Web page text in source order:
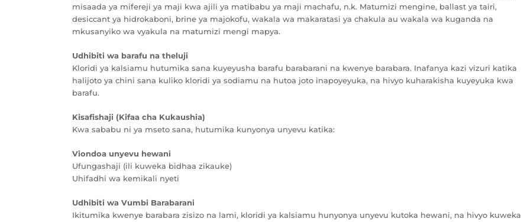
misaada ya mifereji ya maji kwa ajili ya matibabu ya maji machafu, n.k. Matumizi mengine, ballast ya tairi,
desiccant ya hidrokaboni, brine ya majokofu, wakala wa makaratasi ya chakula au wakala wa kuganda na
mkusanyiko wa vyakula na matumizi mengi mapya.
Udhibiti wa barafu na theluji
Kloridi ya kalsiamu hutumika sana kuyeyusha barafu barabarani na kwenye barabara. Inafanya kazi vizuri katika
halijoto ya chini sana kuliko kloridi ya sodiamu na hutoa joto inapoyeyuka, na hivyo kuharakisha kuyeyuka kwa
barafu.
Kisafishaji (Kifaa cha Kukaushia)
Kwa sababu ni ya mseto sana, hutumika kunyonya unyevu katika:
Viondoa unyevu hewani
Ufungashaji (ili kuweka bidhaa zikauke)
Uhifadhi wa kemikali nyeti
Udhibiti wa Vumbi Barabarani
Ikitumika kwenye barabara zisizo na lami, kloridi ya kalsiamu hunyonya unyevu kutoka hewani, na hivyo kuweka